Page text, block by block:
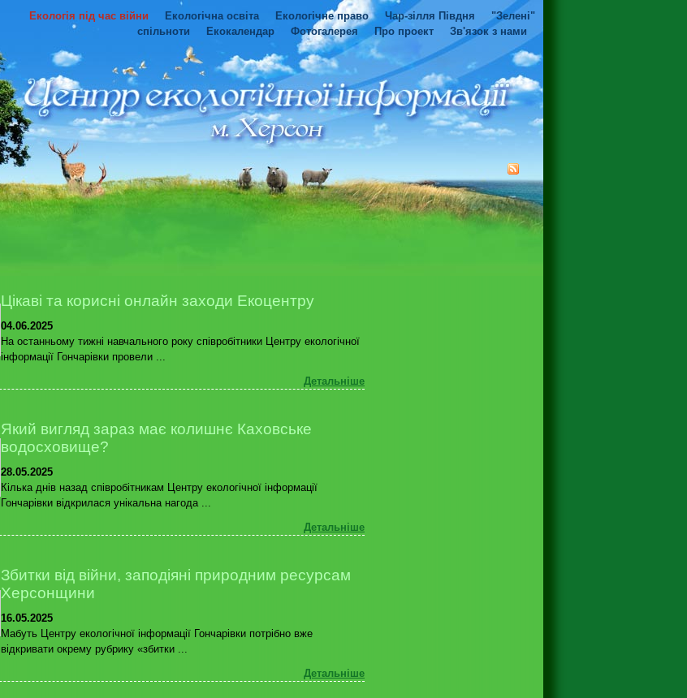
Екологія під час війни Екологічна освіта Екологічне право Чар-зілля Півдня
"Зелені"
спільноти
Екокалендар Фотогалерея Про проект Зв'язок з нами
Цікаві та корисні онлайн заходи Екоцентру
04.06.2025
На останньому тижні навчального року співробітники Центру екологічної
інформації Гончарівки провели ...
Детальніше
Який вигляд зараз має колишнє Каховське
водосховище?
28.05.2025
Кілька днів назад співробітникам Центру екологічної інформації
Гончарівки відкрилася унікальна нагода ...
Детальніше
Збитки від війни, заподіяні природним ресурсам
Херсонщини
16.05.2025
Мабуть Центру екологічної інформації Гончарівки потрібно вже
відкривати окрему рубрику «збитки ...
Детальніше